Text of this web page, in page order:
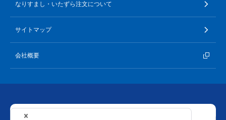
お悩み・用途から探す
ブランドから探す
キャンペーンから探す
なりすまし・いたずら注文について
サイトマップ
会社概要